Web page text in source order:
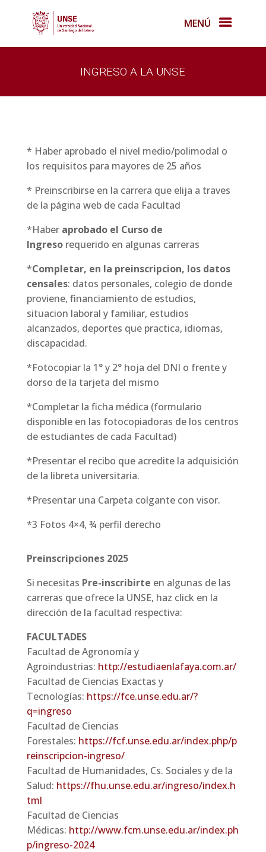
MENÚ
INGRESO A LA UNSE
* Haber aprobado el nivel medio/polimodal o
los requisitos para mayores de 25 años
* Preinscribirse en la carrera que elija a traves
de la página web de cada Facultad
*Haber aprobado el Curso de
Ingresorequerido en algunas carreras
*Completar, en la preinscripcion, los datos
censales: datos personales, colegio de donde
proviene, financiamiento de estudios,
situacion laboral y familiar, estudios
alcanzados, deportes que practica, idiomas,
discapacidad.
*Fotocopiar la 1° y 2° hoja del DNI o frente y
dorso de la tarjeta del mismo
*Completar la ficha médica (formulario
disponible en las fotocopiadoras de los centros
de estudiantes de cada Facultad)
*Presentar el recibo que acredite la adquisición
de la libreta universitaria.
*Presentar una Carpeta colgante con visor.
*3 Fotos 4×4, ¾ perfil derecho
Preinscripciones 2025
Si necesitas Pre-inscribirte en algunas de las
carreras que ofrece la UNSE, haz click en la
dirección de la facultad respectiva:
FACULTADES
Facultad de Agronomía y
Agroindustrias: http://estudiaenlafaya.com.ar/
Facultad de Ciencias Exactas y
Tecnologías: https://fce.unse.edu.ar/?
q=ingreso
Facultad de Ciencias
Forestales: https://fcf.unse.edu.ar/index.php/p
reinscripcion-ingreso/
Facultad de Humanidades, Cs. Sociales y de la
Salud: https://fhu.unse.edu.ar/ingreso/index.h
tml
Facultad de Ciencias
Médicas: http://www.fcm.unse.edu.ar/index.ph
p/ingreso-2024